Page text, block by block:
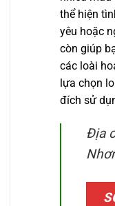
thể hiện
yêu hoặc
còn giúp
các loài
lựa chọn
đích sử
Địa